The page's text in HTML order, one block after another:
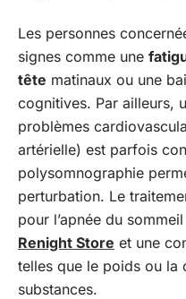
Les personnes
signes comme une
tête matinaux ou une
cognitives. Par ailleurs,
problèmes
artérielle) est parfois
polysomnographie
perturbation. Le
pour l’apnée du
Renight Store et une
telles que le poids ou la
substances.